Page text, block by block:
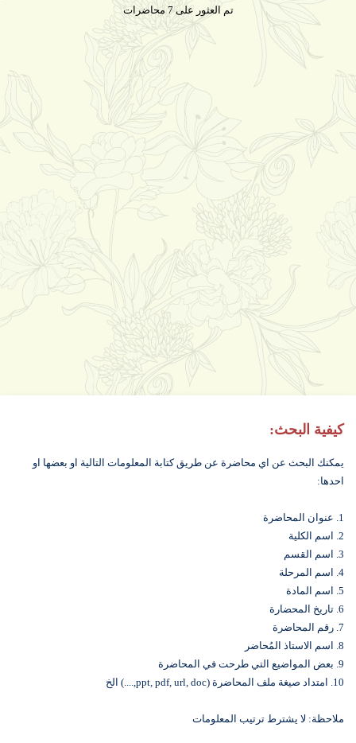
تم العثور على 7 محاضرات
كيفية البحث:
يمكنك البحث عن اي محاضرة عن طريق كتابة المعلومات التالية او بعضها او
احدها:
1. عنوان المحاضرة
2. اسم الكلية
3. اسم القسم
4. اسم المرحلة
5. اسم المادة
6. تاريخ المحضارة
7. رقم المحاضرة
8. اسم الاستاذ المُحاضر
9. بعض المواضيع التي طرحت في المحاضرة
10. امتداد صيغة ملف المحاضرة (ppt, pdf, url, doc,....) الخ
ملاحظة: لا يشترط ترتيب المعلومات